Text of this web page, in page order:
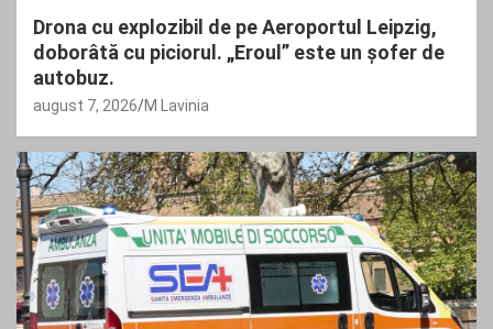
Drona cu explozibil de pe Aeroportul Leipzig,
doborâtă cu piciorul. „Eroul” este un șofer de
autobuz.
august 7, 2026 M Lavinia